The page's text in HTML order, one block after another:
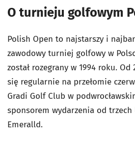
O turnieju golfowym
Polish Open to najstarszy i
zawodowy turniej golfowy w
został rozegrany w 1994 roku. Od
się regularnie na przełomie
Gradi Golf Club w
sponsorem wydarzenia od
Emeralld.